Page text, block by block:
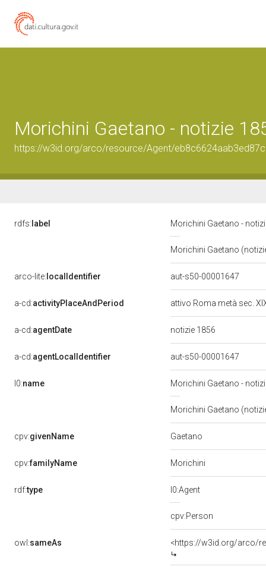
Morichini Gaetano - notizie
https://w3id.org/arco/resource/Agent/
rdfs: label Morichini Gaetano -
Morichini Gaetano
arco-lite: localIdentifier aut-s50-00001647
a-cd:activityPlaceAndPeriod attivo Roma metà sec.
a-cd:agentDate notizie 1856
a-cd:agentLocalIdentifier aut-s50-00001647
l0:name Morichini Gaetano -
Morichini Gaetano
cpv:givenName Gaetano
cpv:familyName Morichini
rdf:type l0:Agent
cpv:Person
owl:sameAs <https://w3id.org/arco/